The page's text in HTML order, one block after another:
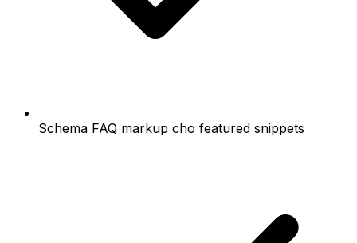
Schema FAQ markup cho featured snippets